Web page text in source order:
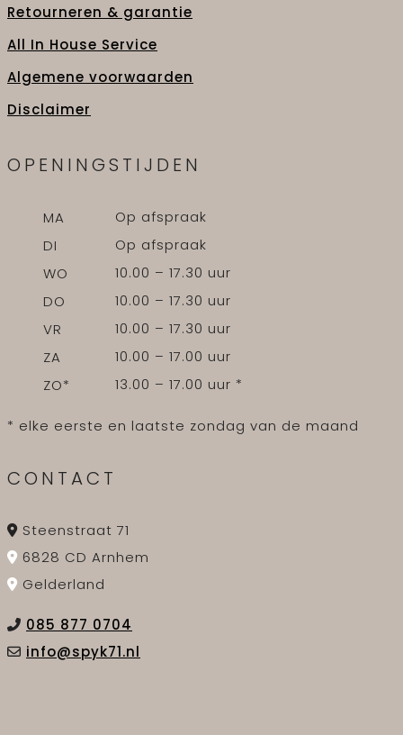
Retourneren & garantie
All In House Service
Algemene voorwaarden
Disclaimer
OPENINGSTIJDEN
MA
Op afspraak
DI
Op afspraak
WO
10.00 – 17.30 uur
DO
10.00 – 17.30 uur
VR
10.00 – 17.30 uur
ZA
10.00 – 17.00 uur
ZO*
13.00 – 17.00 uur *
* elke eerste en laatste zondag van de maand
CONTACT
Steenstraat 71
6828 CD Arnhem
Gelderland
085 877 0704
info@spyk71.nl